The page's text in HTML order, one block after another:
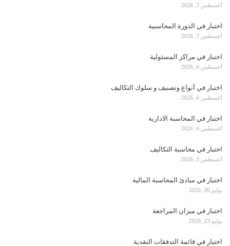
أغسطس 7, 2026
اختبار في الدورة المحاسبية
أغسطس 7, 2026
اختبار في مراكز المسئولية
أغسطس 6, 2026
اختبار في أنواع وتصنيف و سلوك التكاليف
أغسطس 6, 2026
اختبار في المحاسبة الادارية
أغسطس 6, 2026
اختبار في محاسبة التكاليف
أغسطس 5, 2026
اختبار في مبادئ المحاسبة المالية
يوليو 30, 2026
اختبار في ميزان المراجعة
يوليو 23, 2026
اختبار في قائمة التدفقات النقدية